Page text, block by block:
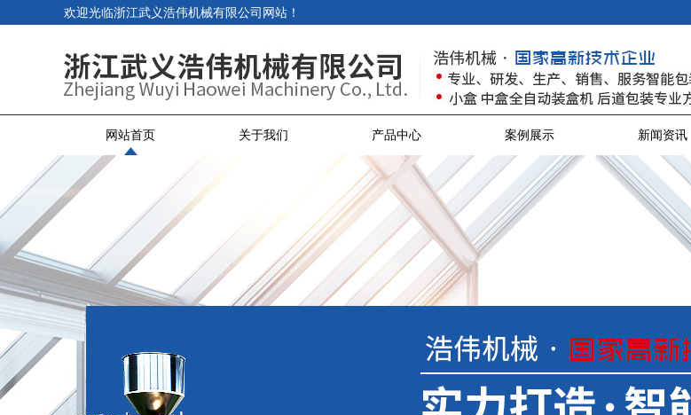
欢迎光临浙江武义浩伟机械有限公司网站！
网站首页 关于我们 产品中心 案例展示 新闻资讯